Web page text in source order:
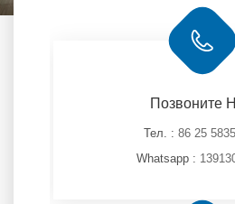
Позвоните
Тел. : 86 25
Whatsapp :